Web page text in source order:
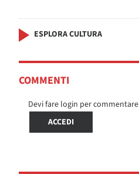
ESPLORA CULTURA
COMMENTI
Devi fare login per commentare
ACCEDI